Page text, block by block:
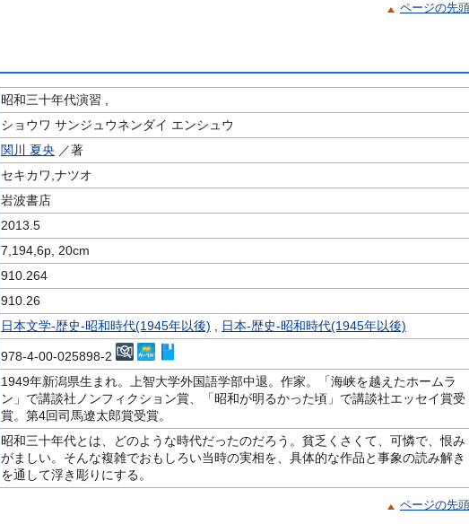
ページの先
昭和三十年代演習 ,
ショウワ サンジュウネンダイ エンシュウ
関川 夏央 ／著
セキカワ,ナツオ
岩波書店
2013.5
7,194,6p, 20cm
910.264
910.26
日本文学-歴史-昭和時代(1945年以後)
日本-歴史-昭和時代(1945年以後)
978-4-00-025898-2
1949年新潟県生まれ。上智大学外国語学部中退。作家。「海峡を越えたホームラ
ン」で講談社ノンフィクション賞、「昭和が明るかった頃」で講談社エッセイ賞受
賞。第4回司馬遼太郎賞受賞。
昭和三十年代とは、どのような時代だったのだろう。貧乏くさくて、可憐で、恨み
がましい。そんな複雑でおもしろい当時の実相を、具体的な作品と事象の読み解き
を通して浮き彫りにする。
ページの先